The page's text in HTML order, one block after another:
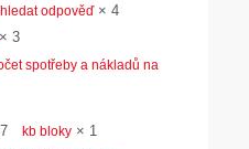
odpověď× 4
3
spotřeby a nákladů na
kb bloky × 1